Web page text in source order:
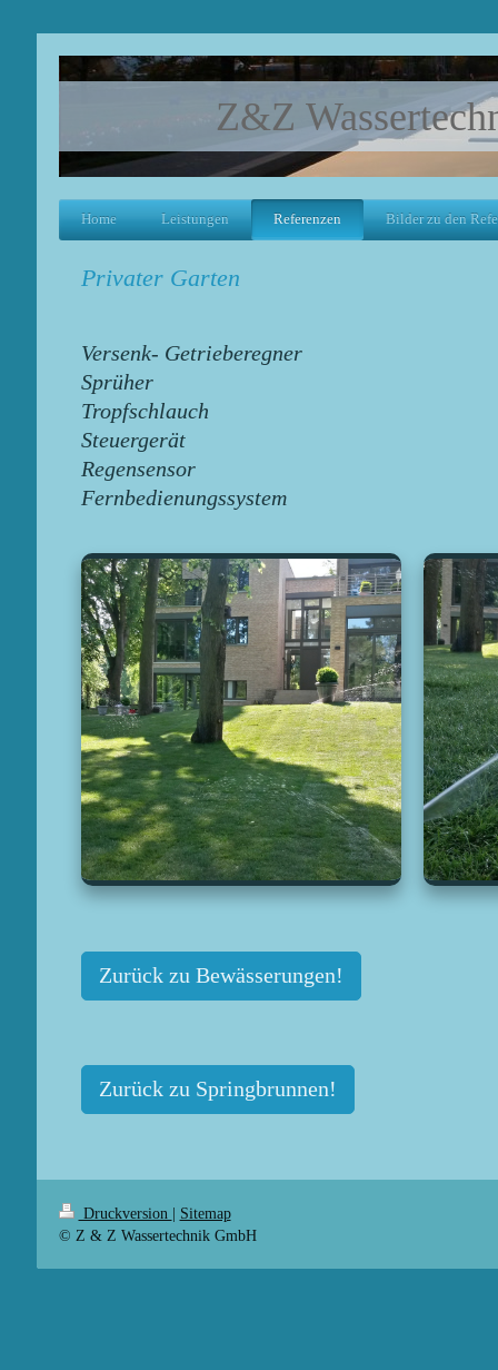
Z&Z
Home Leistungen Referenzen Bilder zu den
Privater Garten
Versenk- Getrieberegner
Sprüher
Tropfschlauch
Steuergerät
Regensensor
Fernbedienungssystem
Zurück zu Bewässerungen!
Zurück zu Springbrunnen!
Druckversion | Sitemap
© Z & Z Wassertechnik GmbH